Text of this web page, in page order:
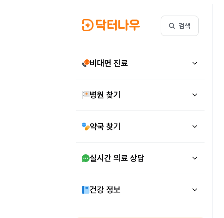
검색
비대면 진료
병원 찾기
약국 찾기
실시간 의료 상담
건강 정보